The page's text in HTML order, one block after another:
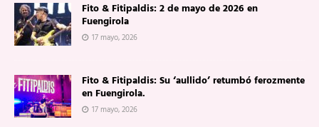
Fito & Fitipaldis: 2 de mayo de 2026 en
Fuengirola
17 mayo, 2026
Fito & Fitipaldis: Su ‘aullido’ retumbó ferozmente
en Fuengirola.
17 mayo, 2026